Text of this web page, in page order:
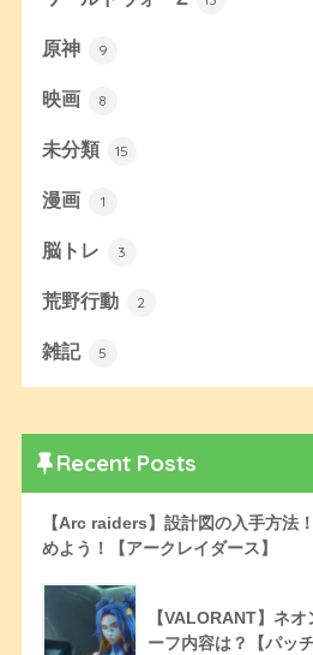
原神 9
映画 8
未分類 15
漫画 1
脳トレ 3
荒野行動 2
雑記 5
Recent Posts
【Arc raiders】設計図の入手方法
めよう！【アークレイダース】
【VALORANT】ネ
ーフ内容は？【パッチ